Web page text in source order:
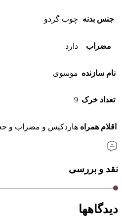
جنس بدنه چوب گردو
مضراب دارد
نام سازنده موسوی
تعداد خرک 9
اقلام همراه هاردکیس و مضراب و
نقد و بررسی
دیدگاهها